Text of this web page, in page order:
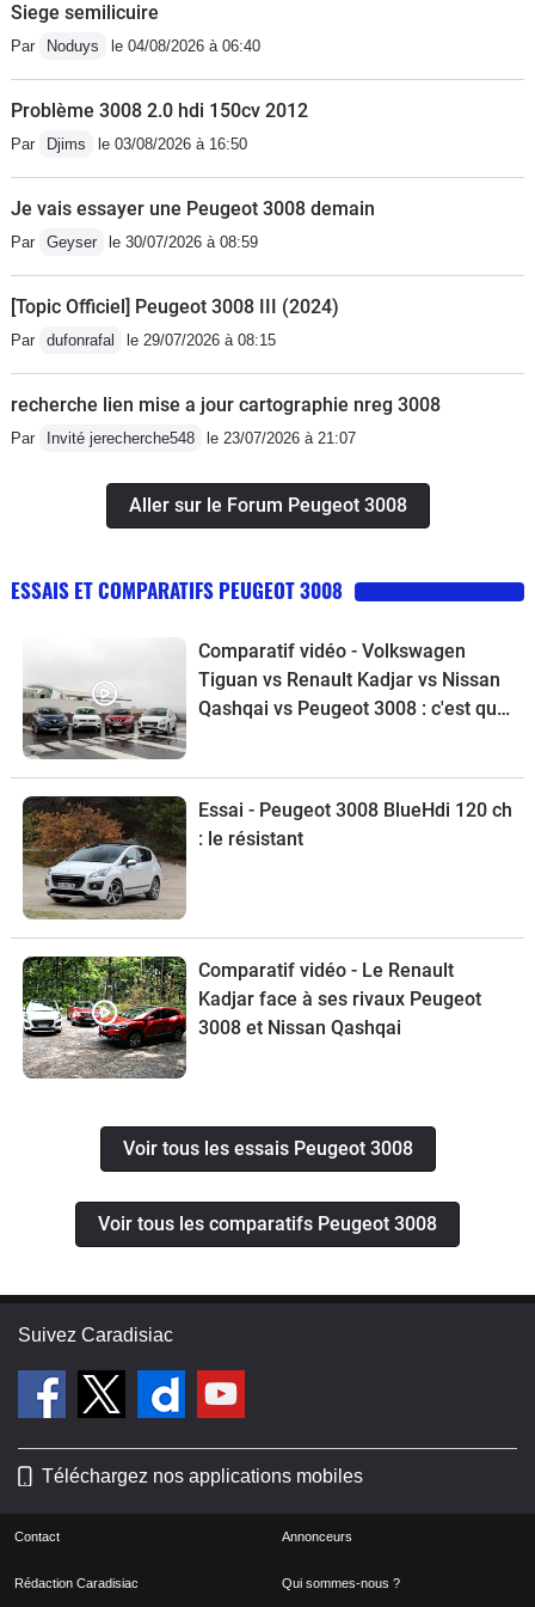
Siege semilicuire
Par Noduys le 04/08/2026 à 06:40
Problème 3008 2.0 hdi 150cv 2012
Par Djims le 03/08/2026 à 16:50
Je vais essayer une Peugeot 3008 demain
Par Geyser le 30/07/2026 à 08:59
[Topic Officiel] Peugeot 3008 III (2024)
Par dufonrafal le 29/07/2026 à 08:15
recherche lien mise a jour cartographie nreg 3008
Par Invité jerecherche548 le 23/07/2026 à 21:07
Aller sur le Forum Peugeot 3008
ESSAIS ET COMPARATIFS PEUGEOT 3008
Comparatif vidéo - Volkswagen
Tiguan vs Renault Kadjar vs Nissan
Qashqai vs Peugeot 3008 : c'est qui
Essai - Peugeot 3008 BlueHdi 120 ch
: le résistant
Comparatif vidéo - Le Renault
Kadjar face à ses rivaux Peugeot
3008 et Nissan Qashqai
Voir tous les essais Peugeot 3008
Voir tous les comparatifs Peugeot 3008
Suivez Caradisiac
Téléchargez nos applications mobiles
Contact Annonceurs
Rédaction Caradisiac Qui sommes-nous ?